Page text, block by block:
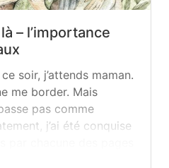
– l’importance
soir, j’attends maman.
me border. Mais
pas comme
j’ai été conquise
absolument parfait